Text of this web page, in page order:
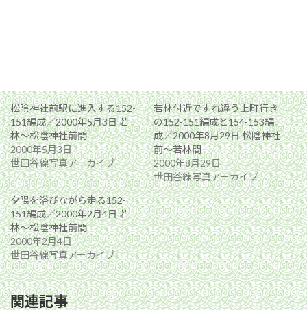
松陰神社前駅に進入する152-
151編成／2000年5月3日 若
林〜松陰神社前間
2000年5月3日
世田谷線写真アーカイブ
若林付近ですれ違う上町行き
の152-151編成と154-153編
成／2000年8月29日 松陰神社
前〜若林間
2000年8月29日
世田谷線写真アーカイブ
夕陽を浴びながら走る152-
151編成／2000年2月4日 若
林〜松陰神社前間
2000年2月4日
世田谷線写真アーカイブ
関連記事